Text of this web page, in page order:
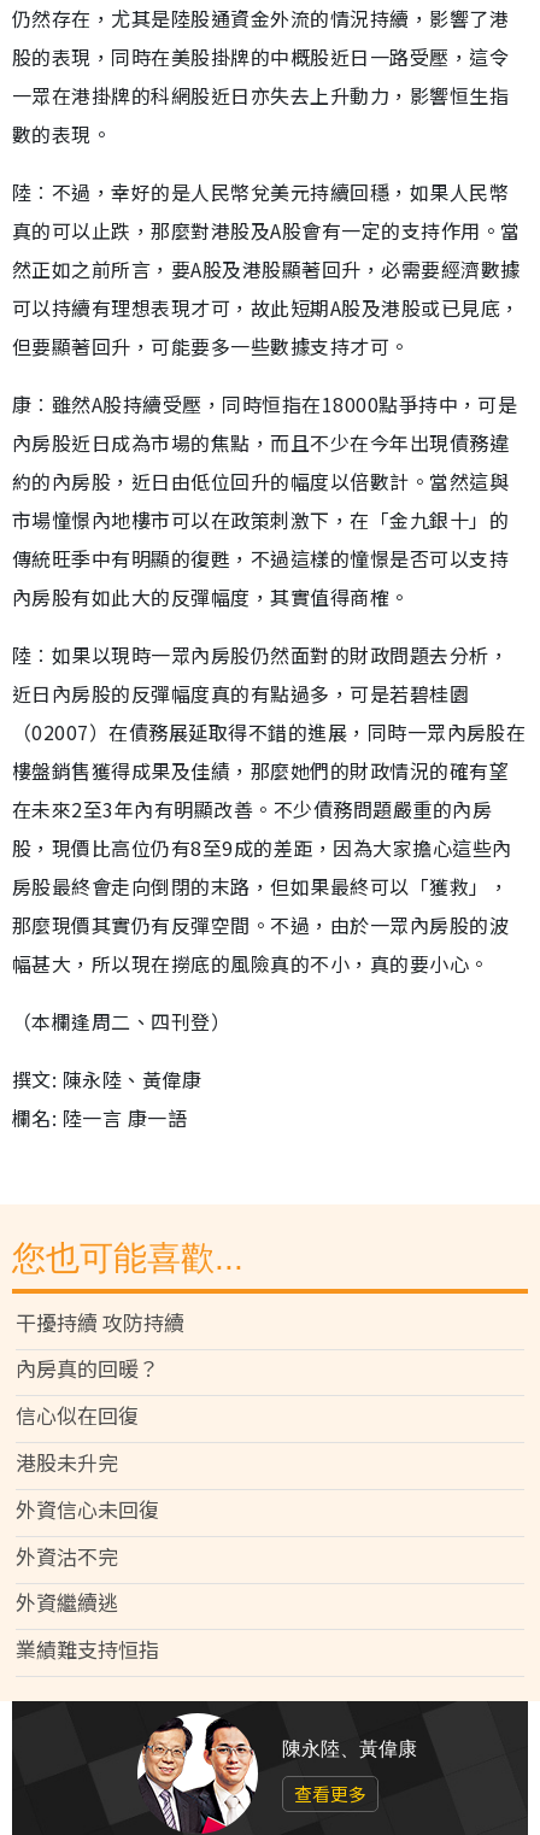
仍然存在，尤其是陸股通資金外流的情況持續，影響了港
股的表現，同時在美股掛牌的中概股近日一路受壓，這令
一眾在港掛牌的科網股近日亦失去上升動力，影響恒生指
數的表現。
陸︰不過，幸好的是人民幣兌美元持續回穩，如果人民幣
真的可以止跌，那麼對港股及A股會有一定的支持作用。當
然正如之前所言，要A股及港股顯著回升，必需要經濟數據
可以持續有理想表現才可，故此短期A股及港股或已見底，
但要顯著回升，可能要多一些數據支持才可。
康︰雖然A股持續受壓，同時恒指在18000點爭持中，可是
內房股近日成為市場的焦點，而且不少在今年出現債務違
約的內房股，近日由低位回升的幅度以倍數計。當然這與
市場憧憬內地樓市可以在政策刺激下，在「金九銀十」的
傳統旺季中有明顯的復甦，不過這樣的憧憬是否可以支持
內房股有如此大的反彈幅度，其實值得商榷。
陸︰如果以現時一眾內房股仍然面對的財政問題去分析，
近日內房股的反彈幅度真的有點過多，可是若碧桂園
（02007）在債務展延取得不錯的進展，同時一眾內房股在
樓盤銷售獲得成果及佳績，那麼她們的財政情況的確有望
在未來2至3年內有明顯改善。不少債務問題嚴重的內房
股，現價比高位仍有8至9成的差距，因為大家擔心這些內
房股最終會走向倒閉的末路，但如果最終可以「獲救」，
那麼現價其實仍有反彈空間。不過，由於一眾內房股的波
幅甚大，所以現在撈底的風險真的不小，真的要小心。
（本欄逢周二、四刊登）
撰文: 陳永陸、黃偉康
欄名: 陸一言 康一語
您也可能喜歡...
干擾持續 攻防持續
內房真的回暖？
信心似在回復
港股未升完
外資信心未回復
外資沽不完
外資繼續逃
業績難支持恒指
陳永陸、黃偉康
查看更多